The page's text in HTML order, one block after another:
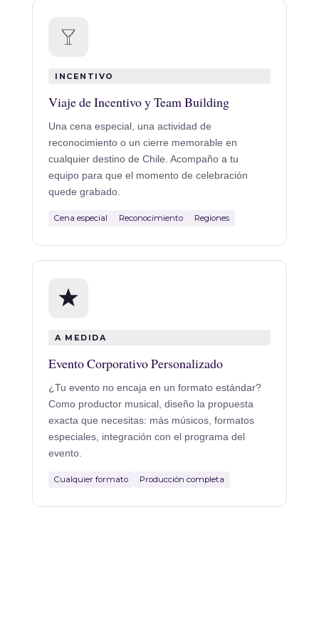
INCENTIVO
Viaje de Incentivo y Team Building
Una cena especial, una actividad de
reconocimiento o un cierre memorable en
cualquier destino de Chile. Acompaño a tu
equipo para que el momento de celebración
quede grabado.
Cena especial Reconocimiento Regiones
A MEDIDA
Evento Corporativo Personalizado
¿Tu evento no encaja en un formato estándar?
Como productor musical, diseño la propuesta
exacta que necesitas: más músicos, formatos
especiales, integración con el programa del
evento.
Cualquier formato Producción completa